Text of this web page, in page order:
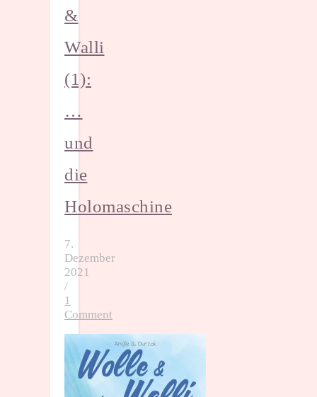
&
Walli
(1):
…
und
die
Holomaschine
7.
Dezember
2021
/
1
Comment